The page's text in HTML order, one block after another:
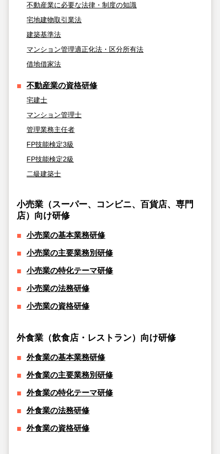
不動産業に必要な法律・制度の知識
宅地建物取引業法
建築基準法
マンション管理適正化法・区分所有法
借地借家法
不動産業の資格研修
宅建士
マンション管理士
管理業務主任者
FP技能検定3級
FP技能検定2級
二級建築士
小売業（スーパー、コンビニ、百貨店、専門
店）向け研修
小売業の基本業務研修
小売業の主要業務別研修
小売業の特化テーマ研修
小売業の法務研修
小売業の資格研修
外食業（飲食店・レストラン）向け研修
外食業の基本業務研修
外食業の主要業務別研修
外食業の特化テーマ研修
外食業の法務研修
外食業の資格研修